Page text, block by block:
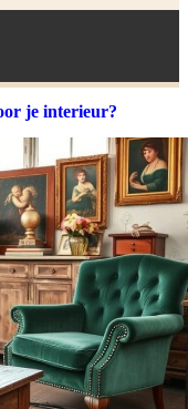
je interieur?